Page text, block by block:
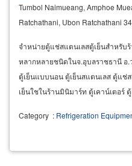
Tumbol Naimueang, Amphoe
Ratchathani, Ubon Ratchathani
จำหน่ายตู้แช่สแตนเลสตู้เย็นสำหรับ
หลากหลายชนิดในจ.อุบลราชธานี อ
ตู้เย็นแบบนอน ตู้เย็นสแตนเลส ตู้แช่
เย็นใชในร้านมินิมาร์ท ตู้เคาน์เตอ
Category : Refrigeration